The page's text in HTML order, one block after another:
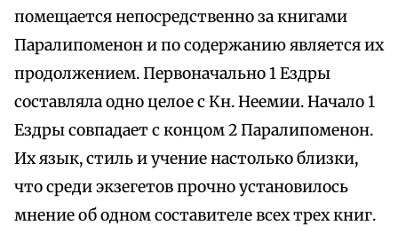
помещается непосредственно за книгами
Паралипоменон и по содержанию является их
продолжением. Первоначально 1 Ездры
составляла одно целое с Кн. Неемии. Начало 1
Ездры совпадает с концом 2 Паралипоменон.
Их язык, стиль и учение настолько близки,
что среди экзегетов прочно установилось
мнение об одном составителе всех трех книг.